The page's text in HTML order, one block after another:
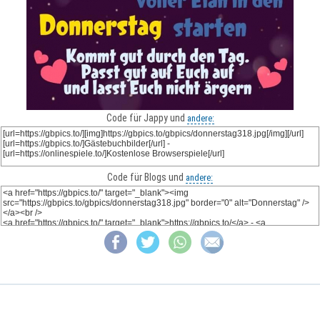
Code für Jappy und andere:
Code für Blogs und andere: